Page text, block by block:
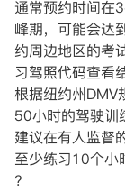
通常预约时间在
峰期，可能会达
约周边地区的考
习驾照代码查看
根据纽约州DMV
50小时的驾驶训
建议在有人监督
至少练习10个小
?